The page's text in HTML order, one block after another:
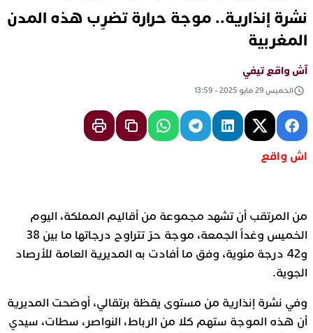
نشرة إنذارية.. موجة حرارة تضرِب هذه المدن
المغربية
آش واقع تيفي
الخميس 29 مايو 2025 - 13:59
اش واقع
من المرتقب أن تشهد مجموعة من أقاليم المملكة، اليوم
الخميس وغداً الجمعة، موجة حرّ تتراوح درجاتها ما بين 38
و42 درجة مئوية، وفق ما أفادت به المديرية العامة للأرصاد
الجوية.
وفي نشرة إنذارية من مستوى يقظة برتقالي، أوضحت المديرية
أن هذه الموجة ستهم كلا من الرباط، النواصر، سطات، سيدي